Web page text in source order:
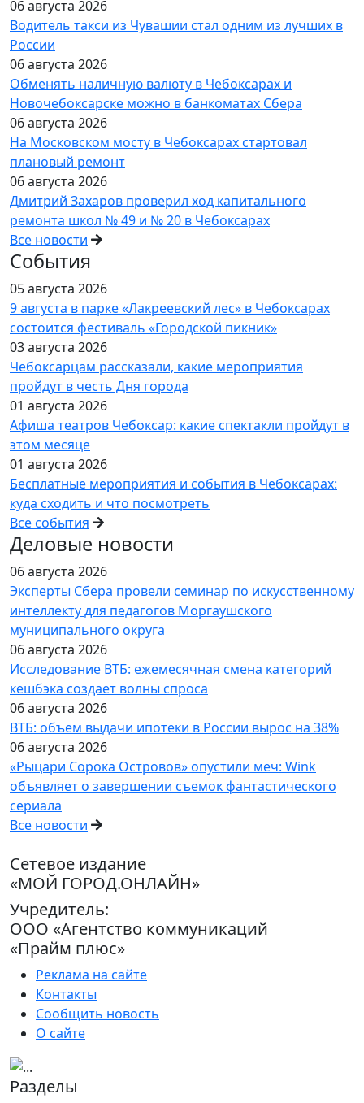
06 августа 2026
Водитель такси из Чувашии стал одним из лучших в
России
06 августа 2026
Обменять наличную валюту в Чебоксарах и
Новочебоксарске можно в банкоматах Сбера
06 августа 2026
На Московском мосту в Чебоксарах стартовал
плановый ремонт
06 августа 2026
Дмитрий Захаров проверил ход капитального
ремонта школ № 49 и № 20 в Чебоксарах
Все новости
События
05 августа 2026
9 августа в парке «Лакреевский лес» в Чебоксарах
состоится фестиваль «Городской пикник»
03 августа 2026
Чебоксарцам рассказали, какие мероприятия
пройдут в честь Дня города
01 августа 2026
Афиша театров Чебоксар: какие спектакли пройдут в
этом месяце
01 августа 2026
Бесплатные мероприятия и события в Чебоксарах:
куда сходить и что посмотреть
Все события
Деловые новости
06 августа 2026
Эксперты Сбера провели семинар по искусственному
интеллекту для педагогов Моргаушского
муниципального округа
06 августа 2026
Исследование ВТБ: ежемесячная смена категорий
кешбэка создает волны спроса
06 августа 2026
ВТБ: объем выдачи ипотеки в России вырос на 38%
06 августа 2026
«Рыцари Сорока Островов» опустили меч: Wink
объявляет о завершении съемок фантастического
сериала
Все новости
Сетевое издание
«МОЙ ГОРОД.ОНЛАЙН»
Учредитель:
ООО «Агентство коммуникаций
«Прайм плюс»
Реклама на сайте
Контакты
Сообщить новость
О сайте
Разделы